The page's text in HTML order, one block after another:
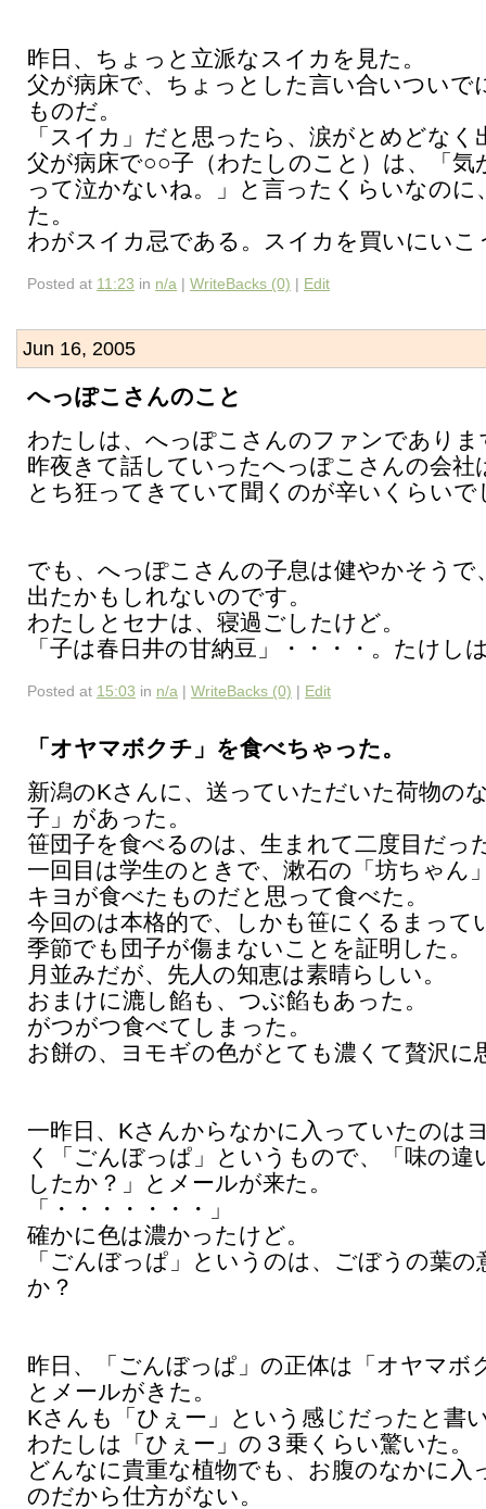
昨日、ちょっと立派なスイカを見た。
父が病床で、ちょっとした言い合いついで
ものだ。
「スイカ」だと思ったら、涙がとめどなく
父が病床で○○子（わたしのこと）は、「気
って泣かないね。」と言ったくらいなのに
た。
わがスイカ忌である。スイカを買いにいこ
Posted at 11:23 in n/a | WriteBacks (0) | Edit
Jun 16, 2005
へっぽこさんのこと
わたしは、へっぽこさんのファンでありま
昨夜きて話していったへっぽこさんの会社
とち狂ってきていて聞くのが辛いくらいで
でも、へっぽこさんの子息は健やかそうで
出たかもしれないのです。
わたしとセナは、寝過ごしたけど。
「子は春日井の甘納豆」・・・・。たけし
Posted at 15:03 in n/a | WriteBacks (0) | Edit
「オヤマボクチ」を食べちゃった。
新潟のKさんに、送っていただいた荷物の
子」があった。
笹団子を食べるのは、生まれて二度目だっ
一回目は学生のときで、漱石の「坊ちゃん
キヨが食べたものだと思って食べた。
今回のは本格的で、しかも笹にくるまって
季節でも団子が傷まないことを証明した。
月並みだが、先人の知恵は素晴らしい。
おまけに漉し餡も、つぶ餡もあった。
がつがつ食べてしまった。
お餅の、ヨモギの色がとても濃くて贅沢に
一昨日、Kさんからなかに入っていたのは
く「ごんぼっぱ」というもので、「味の違
したか？」とメールが来た。
「・・・・・・・」
確かに色は濃かったけど。
「ごんぼっぱ」というのは、ごぼうの葉の
か？
昨日、「ごんぼっぱ」の正体は「オヤマボ
とメールがきた。
Kさんも「ひぇー」という感じだったと書
わたしは「ひぇー」の３乗くらい驚いた。
どんなに貴重な植物でも、お腹のなかに入
のだから仕方がない。